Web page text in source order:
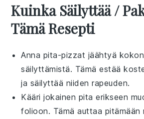
Kuinka Säilyttää /
Tämä Resepti
Anna pita-pizzat jäähtyä
säilyttämistä. Tämä estää
ja säilyttää niiden rapeuden.
Kääri jokainen pita erikseen
folioon. Tämä auttaa pitämään